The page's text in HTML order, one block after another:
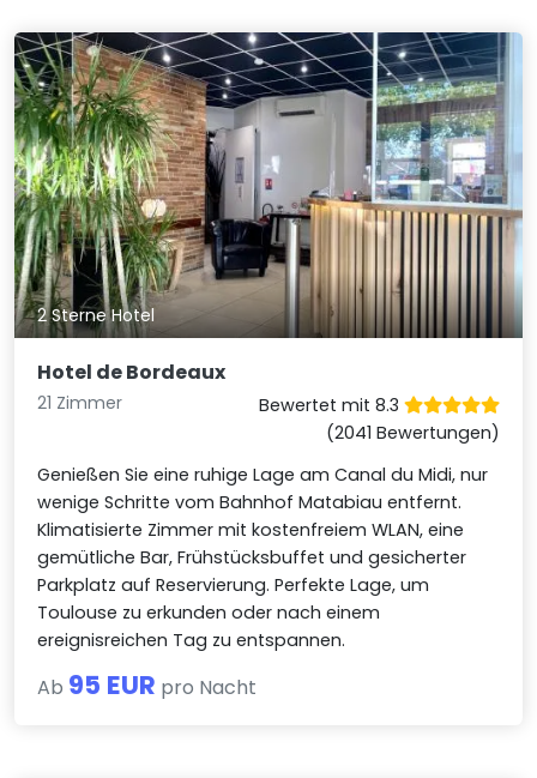
2 Sterne Hotel
Hotel de Bordeaux
21 Zimmer
Bewertet mit 8.3
(2041 Bewertungen)
Genießen Sie eine ruhige Lage am Canal du Midi, nur
wenige Schritte vom Bahnhof Matabiau entfernt.
Klimatisierte Zimmer mit kostenfreiem WLAN, eine
gemütliche Bar, Frühstücksbuffet und gesicherter
Parkplatz auf Reservierung. Perfekte Lage, um
Toulouse zu erkunden oder nach einem
ereignisreichen Tag zu entspannen.
Ab 95 EUR pro Nacht